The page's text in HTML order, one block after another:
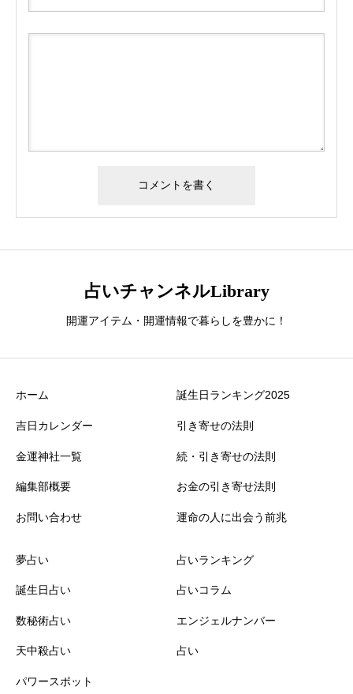
占いチャンネルLibrary
開運アイテム・開運情報で暮らしを豊かに！
ホーム
吉日カレンダー
金運神社一覧
編集部概要
お問い合わせ
誕生日ランキング2025
引き寄せの法則
続・引き寄せの法則
お金の引き寄せ法則
運命の人に出会う前兆
夢占い
誕生日占い
数秘術占い
天中殺占い
パワースポット
占いランキング
占いコラム
エンジェルナンバー
占い